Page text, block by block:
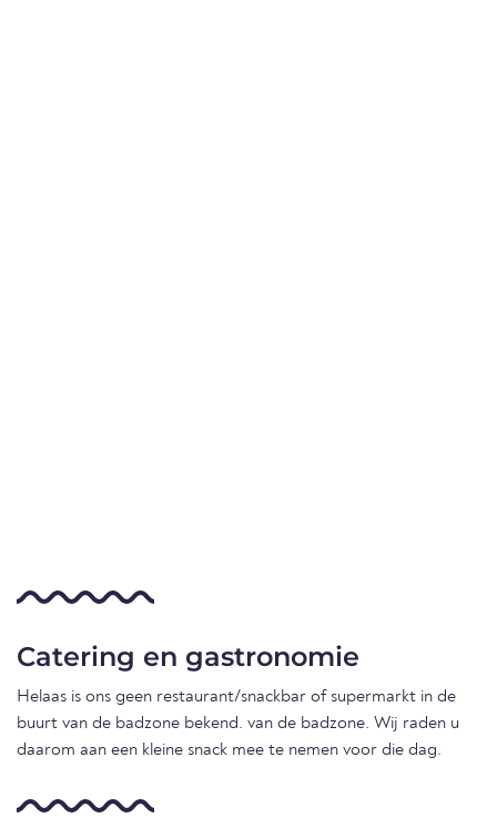
Catering en gastronomie
Helaas is ons geen restaurant/snackbar of supermarkt in de
buurt van de badzone bekend. van de badzone. Wij raden u
daarom aan een kleine snack mee te nemen voor die dag.